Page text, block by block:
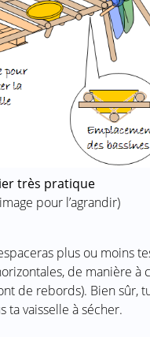
très pratique
pour l’agrandir)
plus ou moins
de manière à
de rebords). Bien sûr,
ta vaisselle à sécher.